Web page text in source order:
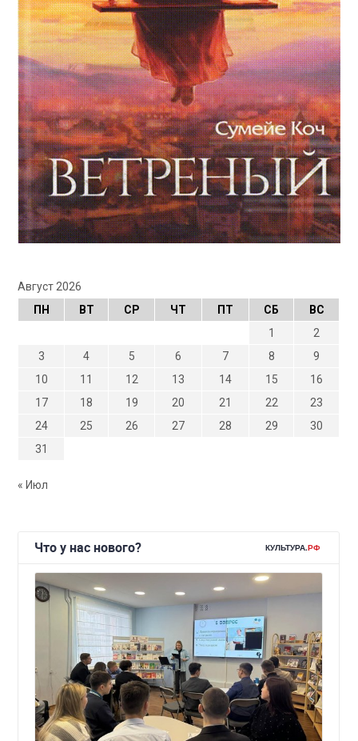
Август 2026
ПН
ВТ СР ЧТ ПТ СБ
ВС
1
2
3
4 5 6 7 8
9
10
11 12 13 14 15
16
17
18 19 20 21 22
23
24
25 26 27 28 29
30
31
« Июл